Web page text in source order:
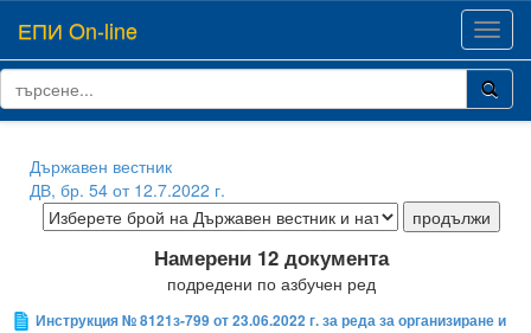
ЕПИ On-line
Държавен вестник
ДВ, бр. 54 от 12.7.2022 г.
Намерени 12 документа
подредени по азбучен ред
Инструкция № 8121з-799 от 23.06.2022 г. за реда за организиране и